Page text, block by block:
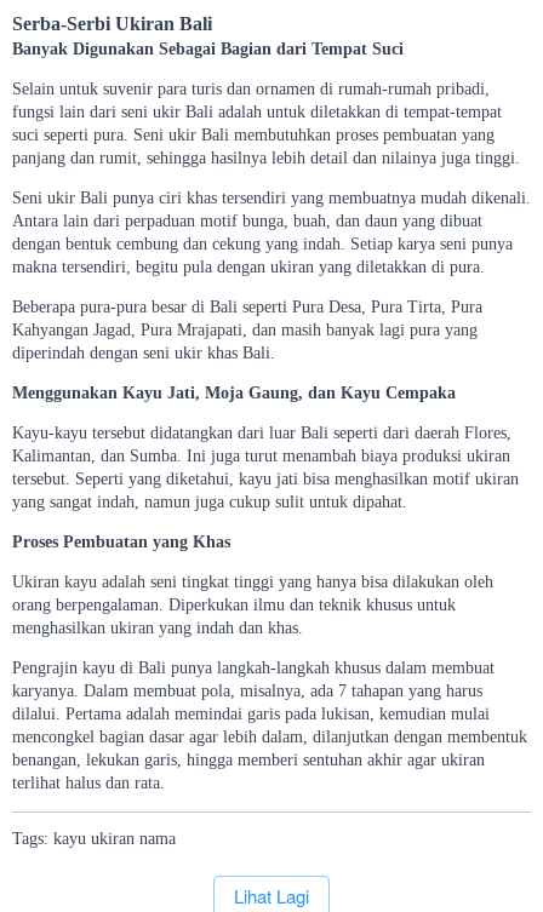
Serba-Serbi Ukiran Bali
Banyak Digunakan Sebagai Bagian dari Tempat Suci
Selain untuk suvenir para turis dan ornamen di rumah-rumah pribadi,
fungsi lain dari seni ukir Bali adalah untuk diletakkan di tempat-tempat
suci seperti pura. Seni ukir Bali membutuhkan proses pembuatan yang
panjang dan rumit, sehingga hasilnya lebih detail dan nilainya juga tinggi.
Seni ukir Bali punya ciri khas tersendiri yang membuatnya mudah dikenali.
Antara lain dari perpaduan motif bunga, buah, dan daun yang dibuat
dengan bentuk cembung dan cekung yang indah. Setiap karya seni punya
makna tersendiri, begitu pula dengan ukiran yang diletakkan di pura.
Beberapa pura-pura besar di Bali seperti Pura Desa, Pura Tirta, Pura
Kahyangan Jagad, Pura Mrajapati, dan masih banyak lagi pura yang
diperindah dengan seni ukir khas Bali.
Menggunakan Kayu Jati, Moja Gaung, dan Kayu Cempaka
Kayu-kayu tersebut didatangkan dari luar Bali seperti dari daerah Flores,
Kalimantan, dan Sumba. Ini juga turut menambah biaya produksi ukiran
tersebut. Seperti yang diketahui, kayu jati bisa menghasilkan motif ukiran
yang sangat indah, namun juga cukup sulit untuk dipahat.
Proses Pembuatan yang Khas
Ukiran kayu adalah seni tingkat tinggi yang hanya bisa dilakukan oleh
orang berpengalaman. Diperkukan ilmu dan teknik khusus untuk
menghasilkan ukiran yang indah dan khas.
Pengrajin kayu di Bali punya langkah-langkah khusus dalam membuat
karyanya. Dalam membuat pola, misalnya, ada 7 tahapan yang harus
dilalui. Pertama adalah memindai garis pada lukisan, kemudian mulai
mencongkel bagian dasar agar lebih dalam, dilanjutkan dengan membentuk
benangan, lekukan garis, hingga memberi sentuhan akhir agar ukiran
terlihat halus dan rata.
Tags: kayu ukiran nama
`Lihat Lagi